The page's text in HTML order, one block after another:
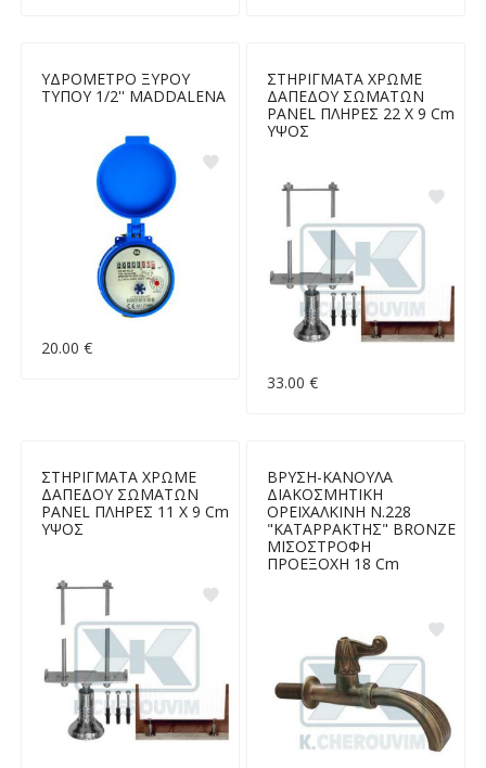
ΥΔΡΟΜΕΤΡΟ ΞΥΡΟΥ
ΤΥΠΟΥ 1/2'' MADDALENA
20.00 €
ΣΤΗΡΙΓΜΑΤΑ ΧΡΩΜΕ
ΔΑΠΕΔΟΥ ΣΩΜΑΤΩΝ
PANEL ΠΛΗΡΕΣ 22 Χ 9 Cm
ΥΨΟΣ
33.00 €
ΣΤΗΡΙΓΜΑΤΑ ΧΡΩΜΕ
ΔΑΠΕΔΟΥ ΣΩΜΑΤΩΝ
PANEL ΠΛΗΡΕΣ 11 Χ 9 Cm
ΥΨΟΣ
ΒΡΥΣΗ-ΚΑΝΟΥΛΑ
ΔΙΑΚΟΣΜΗΤΙΚΗ
ΟΡΕΙΧΑΛΚΙΝΗ Ν.228
"ΚΑΤΑΡΡΑΚΤΗΣ" BRONZE
ΜΙΣΟΣΤΡΟΦΗ
ΠΡΟΕΞΟΧΗ 18 Cm